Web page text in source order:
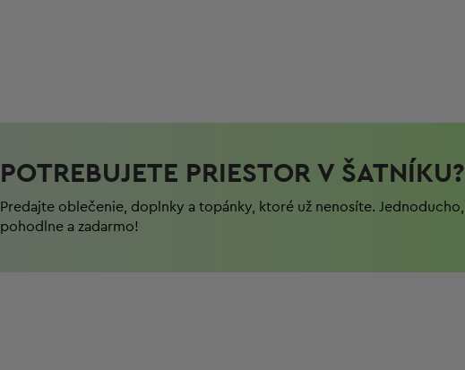
POTREBUJETE PRIESTOR V ŠATNÍKU?
Predajte oblečenie, doplnky a topánky, ktoré už nenosíte. Jednoduchо,
pohodlnе a zadarmo!